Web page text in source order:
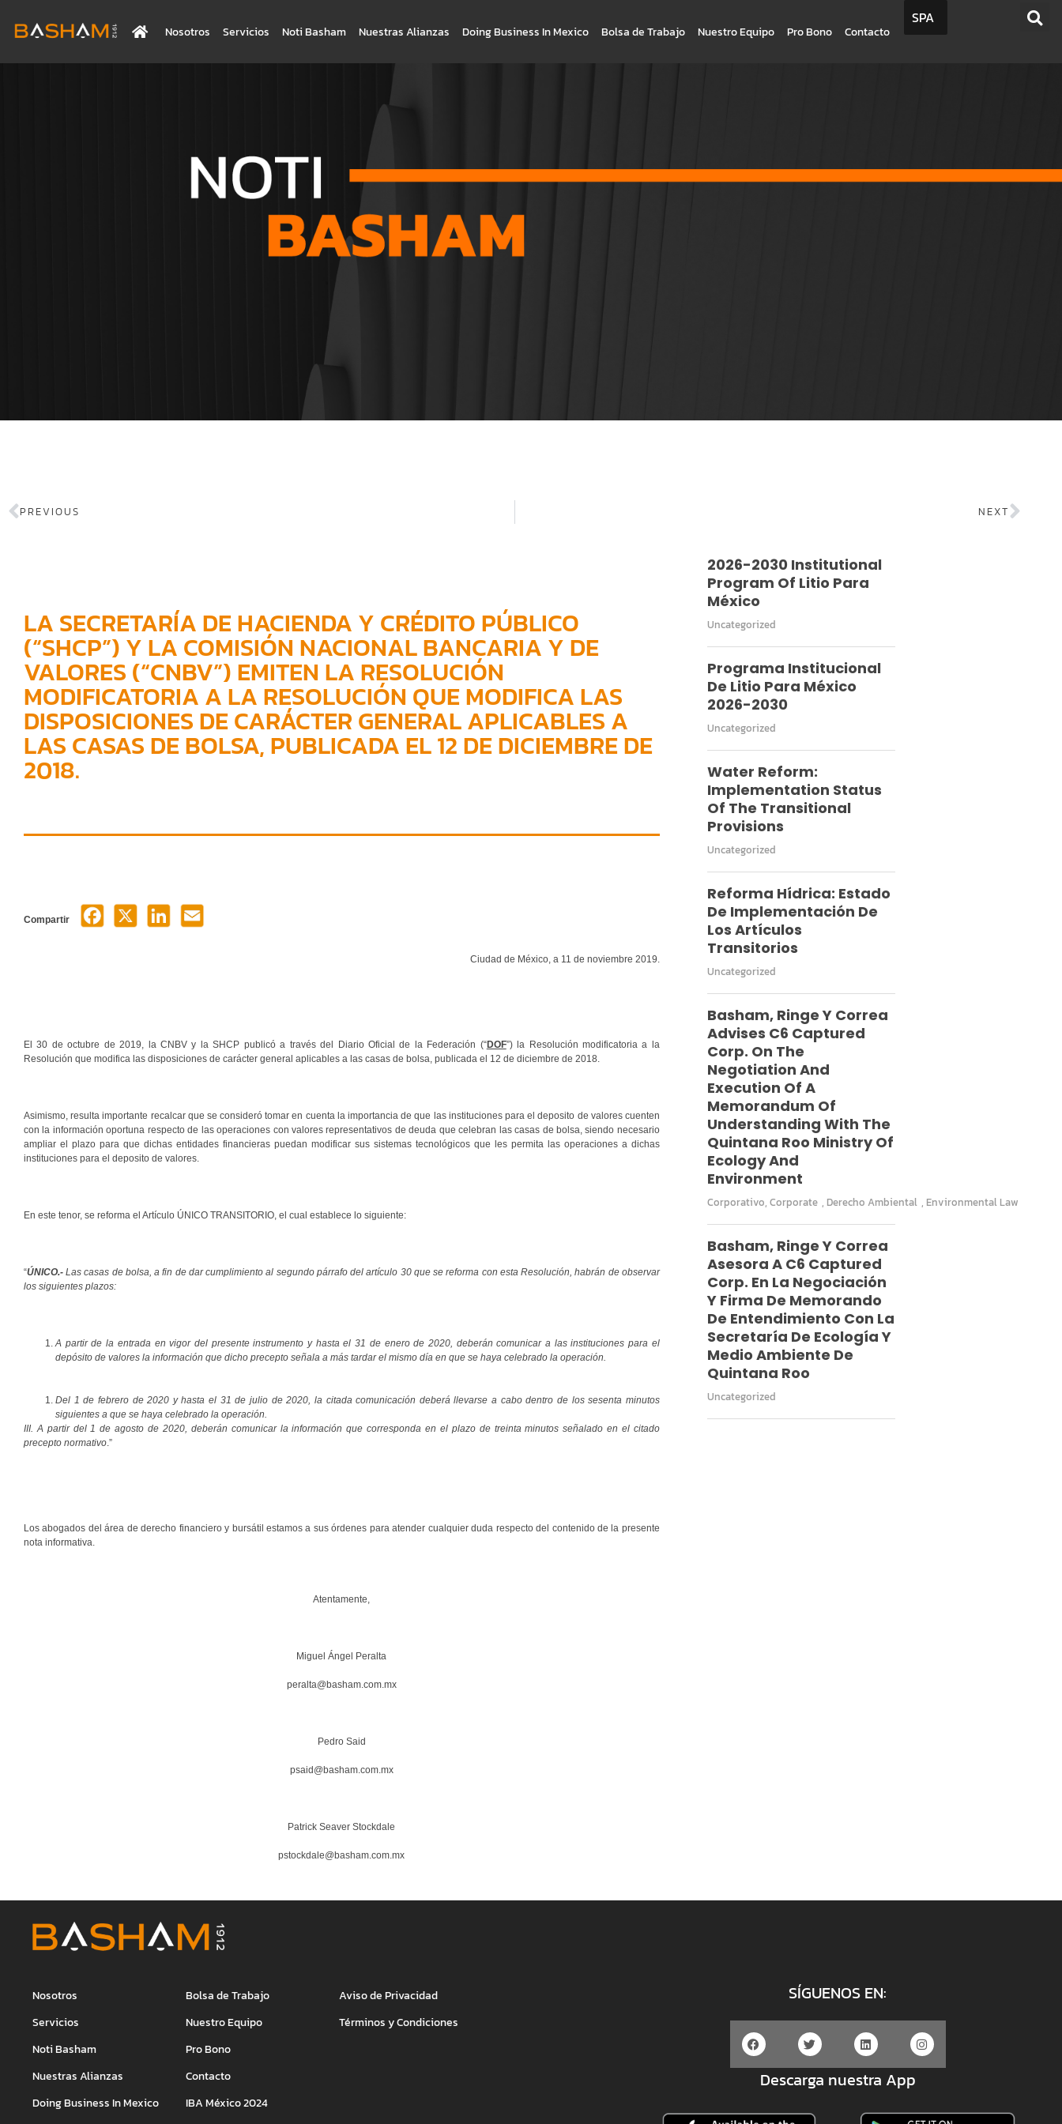
Nosotros Servicios Noti Basham Nuestras Alianzas Doing Business In Mexico Bolsa de Trabajo Nuestro Equipo Pro Bono Contacto
SPA
PREVIOUS NEXT
LA SECRETARÍA DE HACIENDA Y CRÉDITO PÚBLICO
(“SHCP”) Y LA COMISIÓN NACIONAL BANCARIA Y DE
VALORES (“CNBV”) EMITEN LA RESOLUCIÓN
MODIFICATORIA A LA RESOLUCIÓN QUE MODIFICA LAS
DISPOSICIONES DE CARÁCTER GENERAL APLICABLES A
LAS CASAS DE BOLSA, PUBLICADA EL 12 DE DICIEMBRE DE
2018.
Compartir
Ciudad de México, a 11 de noviembre 2019.
El 30 de octubre de 2019, la CNBV y la SHCP publicó a través del Diario Oficial de la Federación (“DOF”) la Resolución modificatoria a la
Resolución que modifica las disposiciones de carácter general aplicables a las casas de bolsa, publicada el 12 de diciembre de 2018.
Asimismo, resulta importante recalcar que se consideró tomar en cuenta la importancia de que las instituciones para el deposito de valores cuenten
con la información oportuna respecto de las operaciones con valores representativos de deuda que celebran las casas de bolsa, siendo necesario
ampliar el plazo para que dichas entidades financieras puedan modificar sus sistemas tecnológicos que les permita las operaciones a dichas
instituciones para el deposito de valores.
En este tenor, se reforma el Artículo ÚNICO TRANSITORIO, el cual establece lo siguiente:
“ÚNICO.- Las casas de bolsa, a fin de dar cumplimiento al segundo párrafo del artículo 30 que se reforma con esta Resolución, habrán de observar
los siguientes plazos:
A partir de la entrada en vigor del presente instrumento y hasta el 31 de enero de 2020, deberán comunicar a las instituciones para el
depósito de valores la información que dicho precepto señala a más tardar el mismo día en que se haya celebrado la operación.
Del 1 de febrero de 2020 y hasta el 31 de julio de 2020, la citada comunicación deberá llevarse a cabo dentro de los sesenta minutos
siguientes a que se haya celebrado la operación.
III. A partir del 1 de agosto de 2020, deberán comunicar la información que corresponda en el plazo de treinta minutos señalado en el citado
precepto normativo .”
Los abogados del área de derecho financiero y bursátil estamos a sus órdenes para atender cualquier duda respecto del contenido de la presente
nota informativa.
Atentamente,
Miguel Ángel Peralta
peralta@basham.com.mx
Pedro Said
psaid@basham.com.mx
Patrick Seaver Stockdale
pstockdale@basham.com.mx
2026-2030 Institutional
Program Of Litio Para
México
Uncategorized
Programa Institucional
De Litio Para México
2026-2030
Uncategorized
Water Reform:
Implementation Status
Of The Transitional
Provisions
Uncategorized
Reforma Hídrica: Estado
De Implementación De
Los Artículos
Transitorios
Uncategorized
Basham, Ringe Y Correa
Advises C6 Captured
Corp. On The
Negotiation And
Execution Of A
Memorandum Of
Understanding With The
Quintana Roo Ministry Of
Ecology And
Environment
Corporativo, Corporate , Derecho Ambiental , Environmental Law
Basham, Ringe Y Correa
Asesora A C6 Captured
Corp. En La Negociación
Y Firma De Memorando
De Entendimiento Con La
Secretaría De Ecología Y
Medio Ambiente De
Quintana Roo
Uncategorized
Nosotros
Servicios
Noti Basham
Nuestras Alianzas
Doing Business In Mexico
Bolsa de Trabajo
Nuestro Equipo
Pro Bono
Contacto
IBA México 2024
Aviso de Privacidad
Términos y Condiciones
SÍGUENOS EN:
Descarga nuestra App